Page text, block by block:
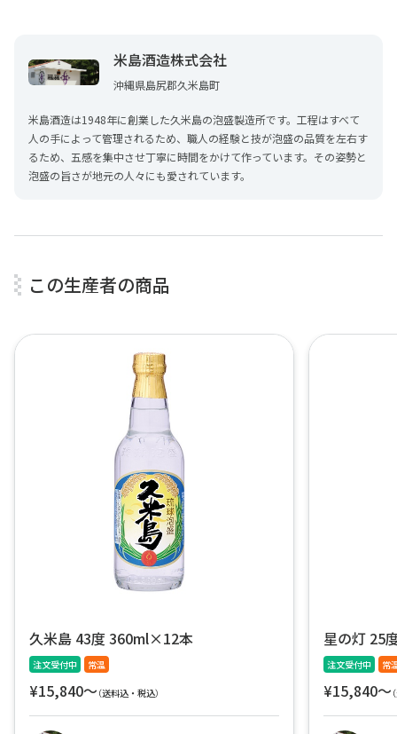
米島酒造株式会社
沖縄県島尻郡久米島町
米島酒造は1948年に創業した久米島の泡盛製造所です。工程はすべて
人の手によって管理されるため、職人の経験と技が泡盛の品質を左右す
るため、五感を集中させ丁寧に時間をかけて作っています。その姿勢と
泡盛の旨さが地元の人々にも愛されています。
この生産者の商品
久米島 43度 360ml×12本
注文受付中 常温
¥15,840〜（送料込・税込）
星の灯 25
注文受付中 常
¥15,840〜
本冬に行なっています」と、夏の暑さが厳しい沖縄ならで
はのエピソードも。
1 / 3